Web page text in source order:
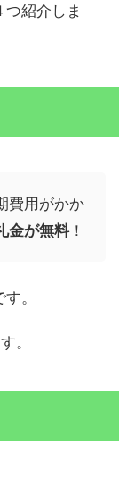
紹介しま
費用がかか
金が無料！
。
。